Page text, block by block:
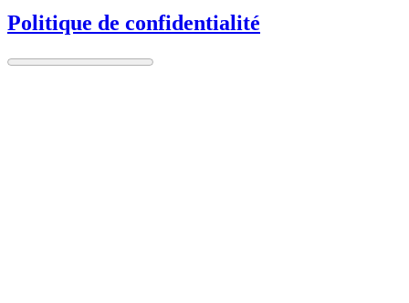
Politique de confidentialité